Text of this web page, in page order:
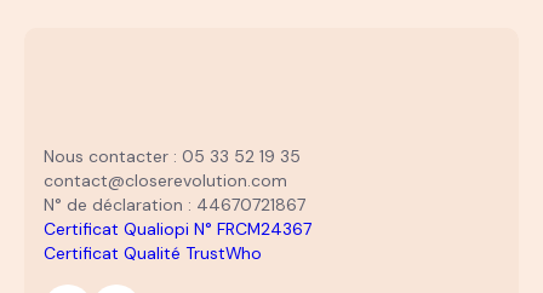
Nous contacter : 05 33 52 19 35
contact@closerevolution.com
N° de déclaration : 44670721867
Certificat Qualiopi N° FRCM24367
Certificat Qualité TrustWho